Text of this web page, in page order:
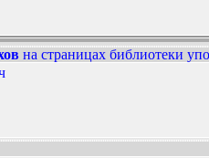
Ершов...
на страницах библиотеки